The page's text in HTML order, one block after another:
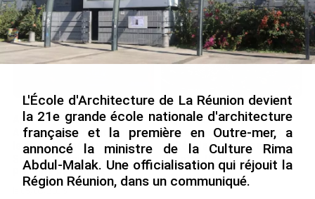
le 06/08/2026
Après 5 ans à la SARA aux
Antilles, Olivier Cotta prend
la direction générale de la
Société Réunionnaise des
Produits Pétroliers
le 05/08/2026
En juin 2026, les prix à la
consommation diminuent à
La Réunion et augmentent à
Mayotte (Insee)
le 04/08/2026
L'École d'Architecture de La Réunion devient
la 21e grande école nationale d'architecture
française et la première en Outre-mer, a
annoncé la ministre de la Culture Rima
Abdul-Malak. Une officialisation qui réjouit la
Région Réunion, dans un communiqué.